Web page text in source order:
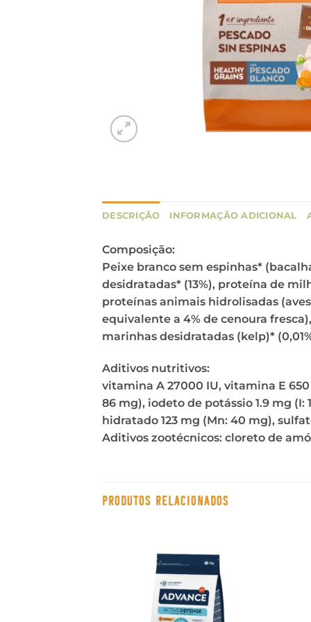
DESCRIÇÃO INFORMAÇÃO ADICIONAL
Composição:
Peixe branco sem espinhas*
desidratadas* (13%), proteína de
proteínas animais hidrolisadas
equivalente a 4% de cenoura
marinhas desidratadas (kelp)*
Aditivos nutritivos:
vitamina A 27000 IU, vitamina E
86 mg), iodeto de potássio 1.9 mg
hidratado 123 mg (Mn: 40 mg),
Aditivos zootécnicos: cloreto de
PRODUTOS RELACIONADOS